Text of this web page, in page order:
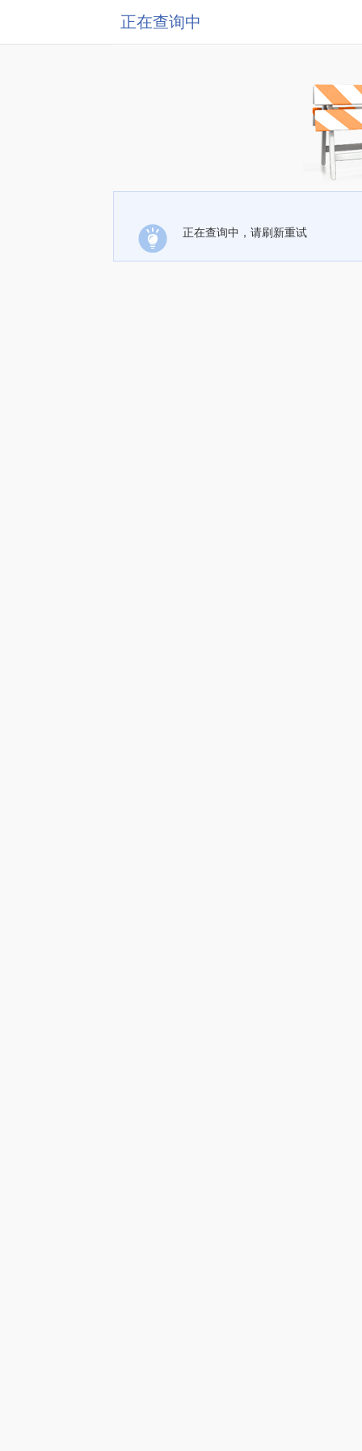
正在查询中
正在查询中，请刷新重试